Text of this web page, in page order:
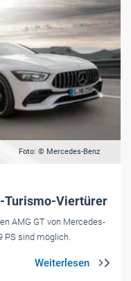
Foto: © Mercedes-Benz
Turismo-Viertürer
AMG GT von Mercedes-
PS sind möglich.